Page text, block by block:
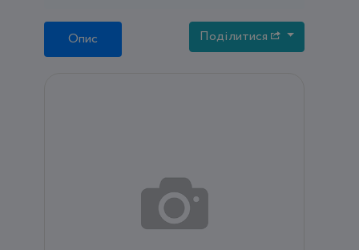
Опис Поділитися